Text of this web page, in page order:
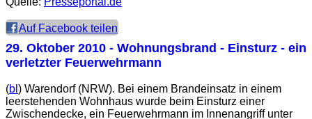
Auf Facebook teilen
29. Oktober 2010 - Wohnungsbrand - Einsturz - ein
verletzter Feuerwehrmann
(bl ) Warendorf (NRW). Bei einem Brandeinsatz in einem
leerstehenden Wohnhaus wurde beim Einsturz einer
Zwischendecke, ein Feuerwehrmann im Innenangriff unter